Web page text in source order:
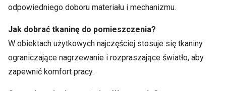
odpowiedniego doboru materiału i mechanizmu.
Jak dobrać tkaninę do pomieszczenia?
W obiektach użytkowych najczęściej stosuje się tkaniny
ograniczające nagrzewanie i rozpraszające światło, aby
zapewnić komfort pracy.